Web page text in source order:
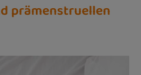
prämenstruellen